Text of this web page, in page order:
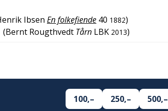
Ibsen En folkefiende 40 1882)
(Bernt Rougthvedt Tårn LBK 2013)
100,– 250,– 500,–